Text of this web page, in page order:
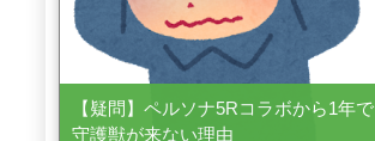
【疑問】ペルソナ5Rコラボから1年で
守護獣が来ない理由